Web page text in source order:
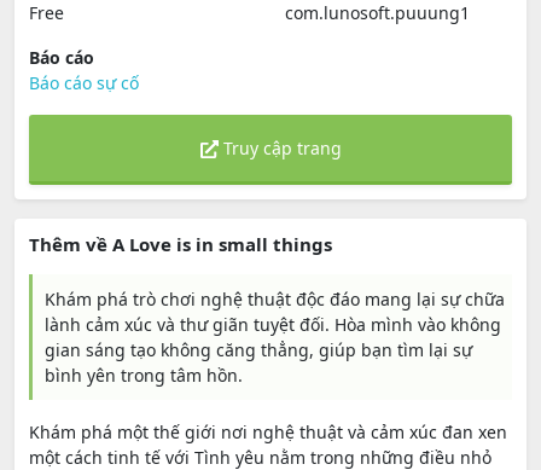
Free
com.lunosoft.puuung1
Báo cáo
Báo cáo sự cố
Truy cập trang
Thêm về A Love is in small things
Khám phá trò chơi nghệ thuật độc đáo mang lại sự chữa
lành cảm xúc và thư giãn tuyệt đối. Hòa mình vào không
gian sáng tạo không căng thẳng, giúp bạn tìm lại sự
bình yên trong tâm hồn.
Khám phá một thế giới nơi nghệ thuật và cảm xúc đan xen
một cách tinh tế với Tình yêu nằm trong những điều nhỏ